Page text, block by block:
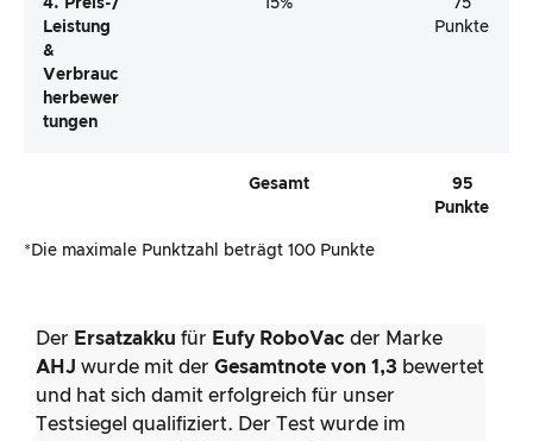
4. Preis-/
Leistung
&
Verbrauc
Herbewer
Tungen
15%
75
Punkte
Gesamt
95
Punkte
*Die maximale Punktzahl beträgt 100 Punkte
Der Ersatzakku für Eufy RoboVac der Marke
AHJ wurde mit der Gesamtnote von 1,3 bewertet
und hat sich damit erfolgreich für unser
Testsiegel qualifiziert. Der Test wurde im